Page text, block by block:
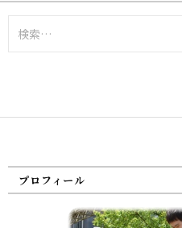
索:
プロフィール